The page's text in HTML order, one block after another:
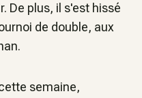
De plus, il s'est hissé
de double, aux
semaine,